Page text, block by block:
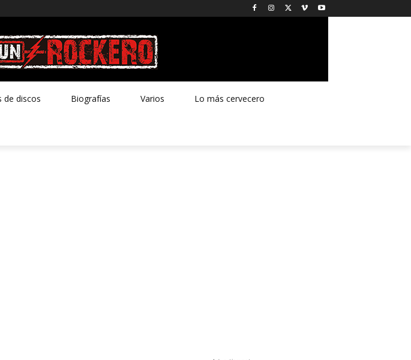
de discos Biografías Varios Lo más cervecero